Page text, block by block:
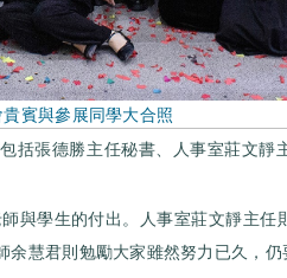
賓與參展同學大合照
括張德勝主任秘書、人事室莊文靜
與學生的付出。人事室莊文靜主任
慧君則勉勵大家雖然努力已久，仍